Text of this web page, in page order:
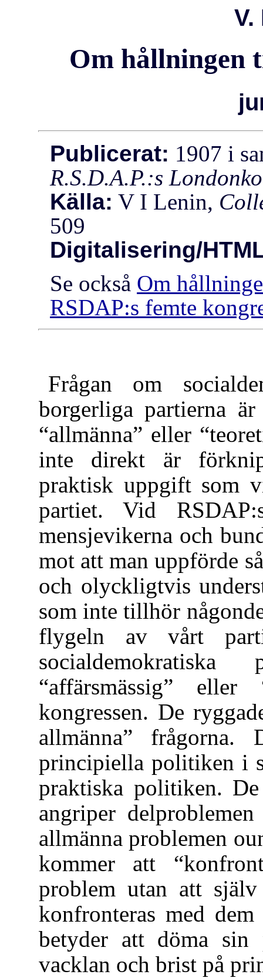
V.
Om hållningen
Publicerat: 1907 i
R.S.D.A.P.:s
Källa: V I Lenin,
509
Digitalisering/
Se också Om
RSDAP:s femte
Frågan om
borgerliga partierna
“allmänna” eller
inte direkt är
praktisk uppgift som
partiet. Vid
mensjevikerna och
mot att man uppförde
och olyckligtvis
som inte tillhör
flygeln av vårt
“affärsmässig”
kongressen. De
allmänna”
principiella politiken i
praktiska politiken.
angriper
allmänna problemen
kommer att
problem utan att
konfronteras med
betyder att döma
vacklan och brist på